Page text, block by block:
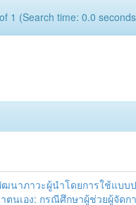
1 (Search time: 0.0
ฒนาภาวะผู้นำโดยการใช้แบบ
นเอง: กรณีศึกษาผู้ช่วยผู้จัดก